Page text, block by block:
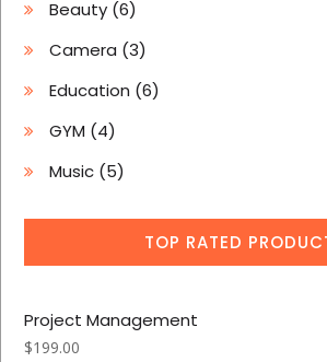
Beauty 66
produits
Camera 33
produits
Education 66
GYM 44
produits
Music 55
TOP RATED
Project Management
$199.00